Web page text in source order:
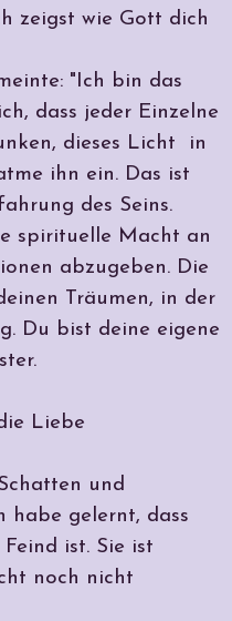
zeigst wie Gott dich
"Ich bin das
dass jeder Einzelne
dieses Licht in
ihn ein. Das ist
des Seins.
spirituelle Macht an
abzugeben. Die
Träumen, in der
Du bist deine eigene
Liebe
und
habe gelernt, dass
ist. Sie ist
noch nicht